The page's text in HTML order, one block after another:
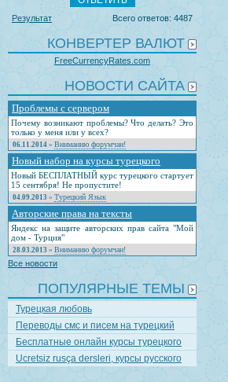
Результат Всего ответов: 4487
КОНВЕРТЕР ВАЛЮТ
FreeCurrencyRates.com
НОВОСТИ САЙТА
Проблемы с сервером
Почему возникают проблемы? Что делать? Это
только у меня или у всех?
06.11.2014 » Вниманию форумчан!
Новый набор на курсы турецкого
Новый БЕСПЛАТНЫЙ курс турецкого стартует
15 сентября! Не пропустите!
04.09.2013 » Турецкий Язык
Авторские права на тексты
Яндекс на защите авторских прав сайта "Мой
дом - Турция"
28.03.2013 » Вниманию форумчан!
Все новости
ПОПУЛЯРНЫЕ ТЕМЫ
Турецкая любовь
Переводы смс и писем на турецкий
Бесплатные онлайн курсы турецкого
Ucretsiz rusça dersleri, курсы русского